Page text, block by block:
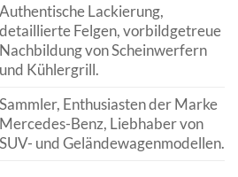
Authentische Lackierung,
detaillierte Felgen, vorbildgetreue
Nachbildung von Scheinwerfern
und Kühlergrill.
Sammler, Enthusiasten der Marke
Mercedes-Benz, Liebhaber von
SUV- und Geländewagenmodellen.